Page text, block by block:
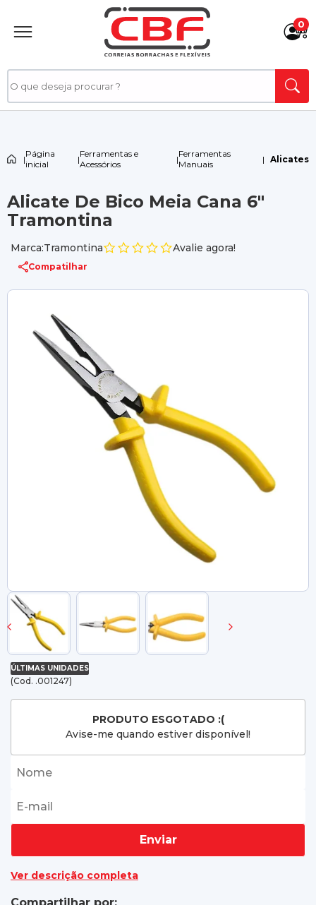
0
|Página
inicial
|Ferramentas e
Acessórios
|Ferramentas
Manuais
| Alicates
Alicate De Bico Meia Cana 6"
Tramontina
Marca:Tramontina Avalie agora!
Compatilhar
ÚLTIMAS UNIDADES
(Cod. .001247)
PRODUTO ESGOTADO :(
Avise-me quando estiver disponível!
Enviar
Ver descrição completa